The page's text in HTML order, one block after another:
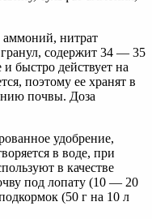
аммоний, нитрат
содержит 34 — 35
быстро действует на
поэтому ее хранят в
почвы. Доза
удобрение,
в воде, при
в качестве
под лопату (10 — 20
(50 г на 10 л